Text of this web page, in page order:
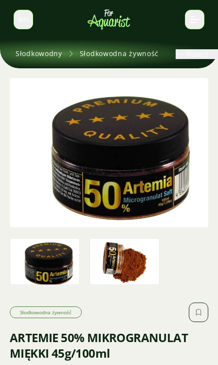
Zmień język
Słodkowodny Słodkowodna żywność
Słodkowodna żywność
ARTEMIE 50% MIKROGRANULAT
MIĘKKI 45g/100ml